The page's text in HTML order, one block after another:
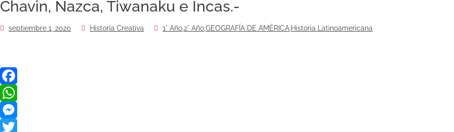
Chavin, Nazca, Tiwanaku e Incas.-
septiembre 1, 2020 Historia Creativa 1° Año 2° AñoGEOGRAFÍA DE AMÉRICA Historia Latinoamericana
Facebook
WhatsApp
Messenger